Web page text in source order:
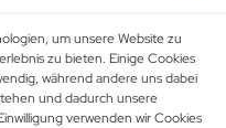
um unsere Website zu
zu bieten. Einige Cookies
während andere uns dabei
und dadurch unsere
verwenden wir Cookies